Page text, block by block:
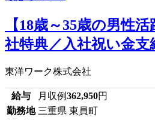
【18歳～35歳の男性
社特典／入社祝い金支
東洋ワーク株式会社
給与 月収例362,950円
勤務地 三重県 東員町